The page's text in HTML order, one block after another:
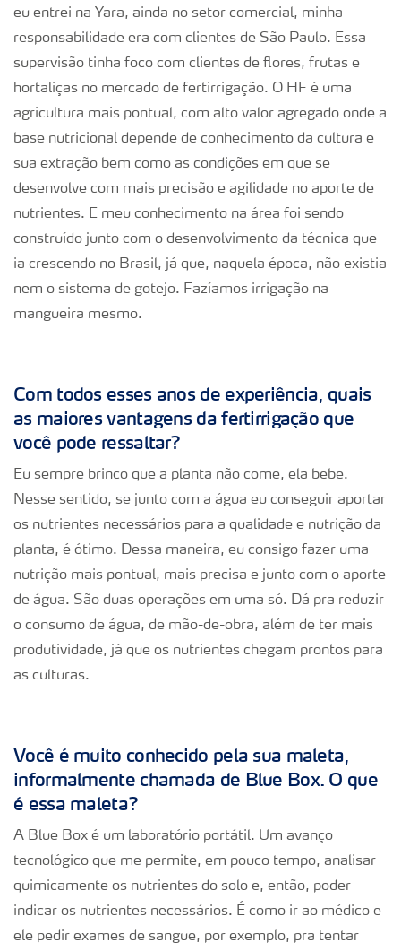
eu entrei na Yara, ainda no setor comercial, minha
responsabilidade era com clientes de São Paulo. Essa
supervisão tinha foco com clientes de flores, frutas e
hortaliças no mercado de fertirrigação. O HF é uma
agricultura mais pontual, com alto valor agregado onde a
base nutricional depende de conhecimento da cultura e
sua extração bem como as condições em que se
desenvolve com mais precisão e agilidade no aporte de
nutrientes. E meu conhecimento na área foi sendo
construído junto com o desenvolvimento da técnica que
ia crescendo no Brasil, já que, naquela época, não existia
nem o sistema de gotejo. Fazíamos irrigação na
mangueira mesmo.
Com todos esses anos de experiência, quais
as maiores vantagens da fertirrigação que
você pode ressaltar?
Eu sempre brinco que a planta não come, ela bebe.
Nesse sentido, se junto com a água eu conseguir aportar
os nutrientes necessários para a qualidade e nutrição da
planta, é ótimo. Dessa maneira, eu consigo fazer uma
nutrição mais pontual, mais precisa e junto com o aporte
de água. São duas operações em uma só. Dá pra reduzir
o consumo de água, de mão-de-obra, além de ter mais
produtividade, já que os nutrientes chegam prontos para
as culturas.
Você é muito conhecido pela sua maleta,
informalmente chamada de Blue Box. O que
é essa maleta?
A Blue Box é um laboratório portátil. Um avanço
tecnológico que me permite, em pouco tempo, analisar
quimicamente os nutrientes do solo e, então, poder
indicar os nutrientes necessários. É como ir ao médico e
ele pedir exames de sangue, por exemplo, pra tentar